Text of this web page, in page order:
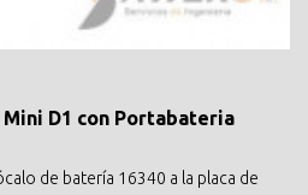
Mini D1 con Portabateria
de batería 16340 a la placa de